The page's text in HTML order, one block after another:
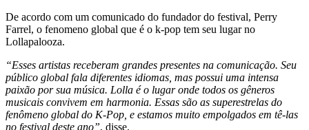
De acordo com um comunicado do fundador do festival, Perry
Farrel, o fenomeno global que é o k-pop tem seu lugar no
Lollapalooza.
“Esses artistas receberam grandes presentes na comunicação. Seu
público global fala diferentes idiomas, mas possui uma intensa
paixão por sua música. Lolla é o lugar onde todos os gêneros
musicais convivem em harmonia. Essas são as superestrelas do
fenômeno global do K-Pop, e estamos muito empolgados em tê-las
no festival deste ano”, disse.